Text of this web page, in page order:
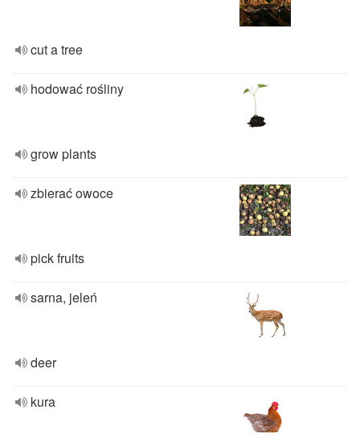
cut a tree
hodować rośliny
grow plants
zbierać owoce
pick fruits
sarna, jeleń
deer
kura